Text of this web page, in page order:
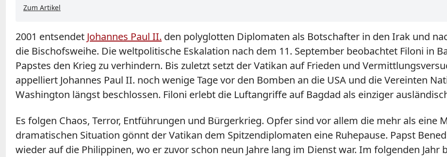
Zum Artikel
2001 entsendet Johannes Paul II. den polyglotten Diplomaten als Botschafter in den Irak und
die Bischofsweihe. Die weltpolitische Eskalation nach dem 11. September beobachtet Filoni in
Papstes den Krieg zu verhindern. Bis zuletzt setzt der Vatikan auf Frieden und
appelliert Johannes Paul II. noch wenige Tage vor den Bomben an die USA und die Vereinten
Washington längst beschlossen. Filoni erlebt die Luftangriffe auf Bagdad als einziger
Es folgen Chaos, Terror, Entführungen und Bürgerkrieg. Opfer sind vor allem die mehr als eine
dramatischen Situation gönnt der Vatikan dem Spitzendiplomaten eine Ruhepause. Papst
wieder auf die Philippinen, wo er zuvor schon neun Jahre lang im Dienst war. Im folgenden Jahr